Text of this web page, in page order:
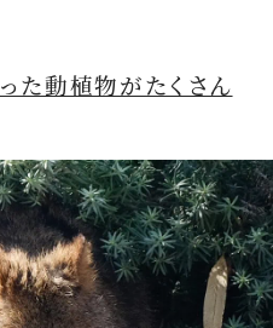
た動植物がたくさん